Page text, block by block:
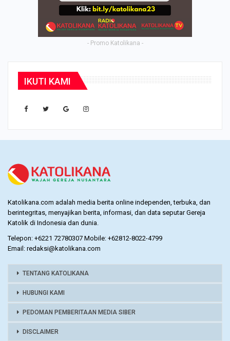
- Promo Katolikana -
IKUTI KAMI
Katolikana.com adalah media berita online independen, terbuka, dan
berintegritas, menyajikan berita, informasi, dan data seputar Gereja
Katolik di Indonesia dan dunia.
Telepon: +6221 72780307 Mobile: +62812-8022-4799
Email: redaksi@katolikana.com
TENTANG KATOLIKANA
HUBUNGI KAMI
PEDOMAN PEMBERITAAN MEDIA SIBER
DISCLAIMER